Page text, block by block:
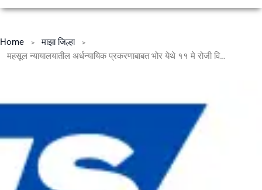
Home
माझा जिल्हा
महसूल न्यायालयातील अर्धन्यायिक प्रकरणाबाबत भोर येथे ११ मे रोजी विशेष लोकन्यायालयाचे आयोजन